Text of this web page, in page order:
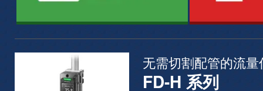
无需切割配管的流
FD-H 系列